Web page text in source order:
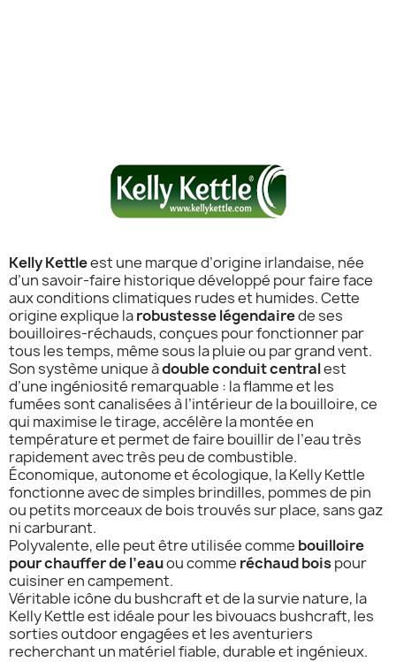
Kelly Kettleest une marque d’origine irlandaise, née
d’un savoir-faire historique développé pour faire face
aux conditions climatiques rudes et humides. Cette
origine explique larobustesse légendairede ses
bouilloires-réchauds, conçues pour fonctionner par
tous les temps, même sous la pluie ou par grand vent.
Son système unique àdouble conduit centralest
d’une ingéniosité remarquable : la flamme et les
fumées sont canalisées à l’intérieur de la bouilloire, ce
qui maximise le tirage, accélère la montée en
température et permet de faire bouillir de l’eau très
rapidement avec très peu de combustible.
Économique, autonome et écologique, la Kelly Kettle
fonctionne avec de simples brindilles, pommes de pin
ou petits morceaux de bois trouvés sur place, sans gaz
ni carburant.
Polyvalente, elle peut être utilisée comme bouilloire
pour chauffer de l’eauou comme réchaud boispour
cuisiner en campement.
Véritable icône du bushcraft et de la survie nature, la
Kelly Kettle est idéale pour les bivouacs bushcraft, les
sorties outdoor engagées et les aventuriers
recherchant un matériel fiable, durable et ingénieux.